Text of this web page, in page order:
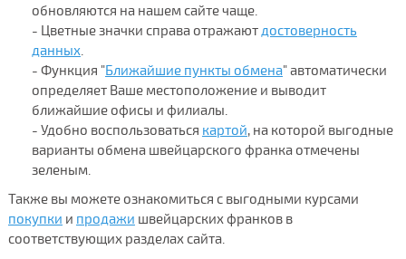
обновляются на нашем сайте чаще.
- Цветные значки справа отражаютдостоверность
данных.
- Функция "Ближайшие пункты обмена" автоматически
определяет Ваше местоположение и выводит
ближайшие офисы и филиалы.
- Удобно воспользоваться картой, на которой выгодные
варианты обмена швейцарского франка отмечены
зеленым.
Также вы можете ознакомиться с выгодными курсами
покупки и продажи швейцарских франков в
соответствующих разделах сайта.